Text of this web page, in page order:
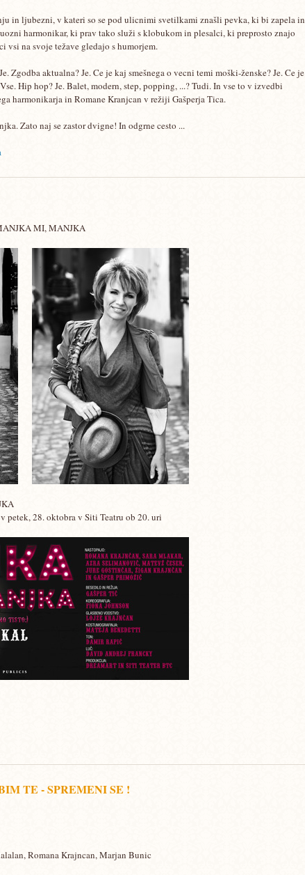
in ljubezni, v kateri so se pod ulicnimi svetilkami znašli pevka, ki bi zapela in
harmonikar, ki prav tako služi s klobukom in plesalci, ki preprosto znajo
vsi na svoje težave gledajo s humorjem.
Zgodba aktualna? Je. Ce je kaj smešnega o vecni temi moški-ženske? Je. Ce je
Hip hop? Je. Balet, modern, step, popping, ...? Tudi. In vse to v izvedbi
harmonikarja in Romane Kranjcan v režiji Gašperja Tica.
Zato naj se zastor dvigne! In odgrne cesto ...
MI, MANJKA
petek, 28. oktobra v Siti Teatru ob 20. uri
TE - SPREMENI SE !
Romana Krajncan, Marjan Bunic